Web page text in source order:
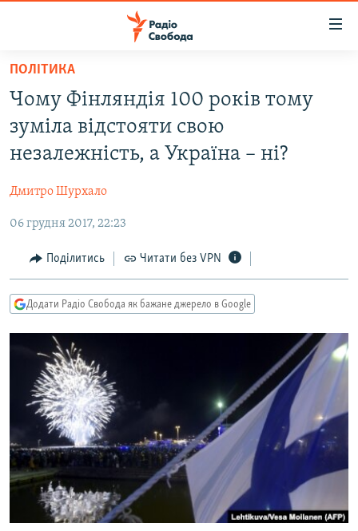
Перейти
основного
матеріалу
Перейти
до
основної
навігації
Перейти
пошуку
ВСЕ ЗА ДОБУ
СТАТТІ
ЕКОНОМІКА
СУСПІЛЬСТВО
КУЛЬТУРА
УКРАЇНА
РОСІЙСЬКА «ФІЛЬТРАЦІЯ»
ДОНБАС.РЕАЛІЇ
КРИМ.РЕАЛІЇ
СХЕМИ
КИТАЙ.ВИКЛИКИ
МУЛЬТИМЕДІА
ФОТО
СПЕЦПРОЄКТИ
ПОДКАСТИ
КРИМ РЕАЛІЇ
РУС
ПОЛІТИКА
Чому Фінляндія 100 років тому
зуміла відстояти свою
незалежність, а Україна – ні?
Дмитро Шурхало
06 грудня 2017, 22:23
Поділитись Читати без VPN
Додати Радіо Свобода як бажане джерело в Google